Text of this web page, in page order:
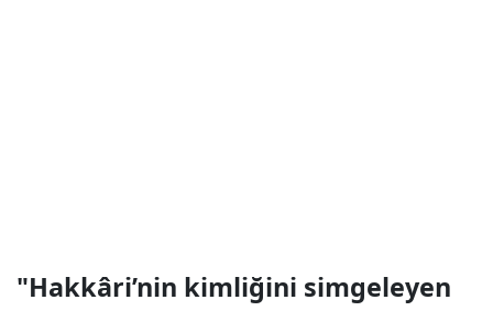
"Hakkâri’nin kimliğini simgeleyen